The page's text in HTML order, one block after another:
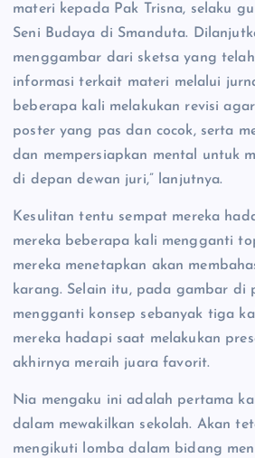
materi kepada Pak Trisna, selaku
Seni Budaya di Smanduta.
menggambar dari sketsa yang
informasi terkait materi melalui
beberapa kali melakukan revisi
poster yang pas dan cocok, serta
dan mempersiapkan mental untuk
di depan dewan juri,” lanjutnya.
Kesulitan tentu sempat mereka
mereka beberapa kali mengganti
mereka menetapkan akan
karang. Selain itu, pada gambar di
mengganti konsep sebanyak tiga
mereka hadapi saat melakukan
akhirnya meraih juara favorit.
Nia mengaku ini adalah pertama
dalam mewakilkan sekolah. Akan
mengikuti lomba dalam bidang